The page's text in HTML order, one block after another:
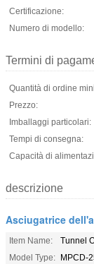
Certificazione:
Numero di modello:
Termini di
Quantità di ordine
Prezzo:
Imballaggi particolari:
Tempi di consegna:
Capacità di
descrizione
Asciugatrice
Item Name:
Tunnel
Model Type: MPCD-